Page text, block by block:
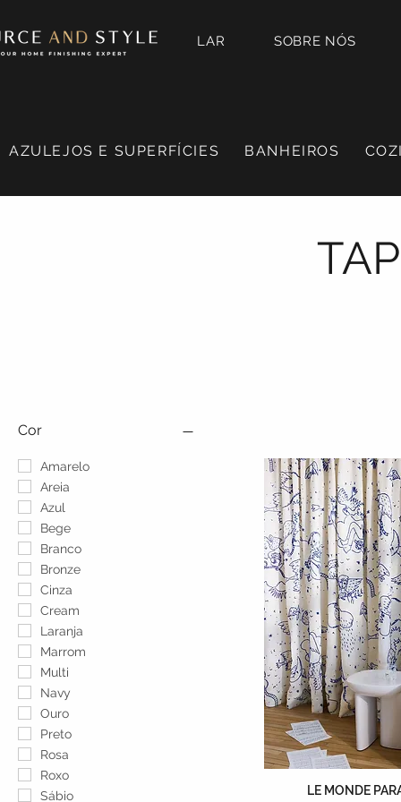
LAR SOBRE NÓS
AZULEJOS E SUPERFÍCIES BANHEIROS
Cor
Amarelo
Areia
Azul
Bege
Branco
Bronze
Cinza
Cream
Laranja
Marrom
Multi
Navy
Ouro
Preto
Rosa
Roxo
Sábio
LE MONDE